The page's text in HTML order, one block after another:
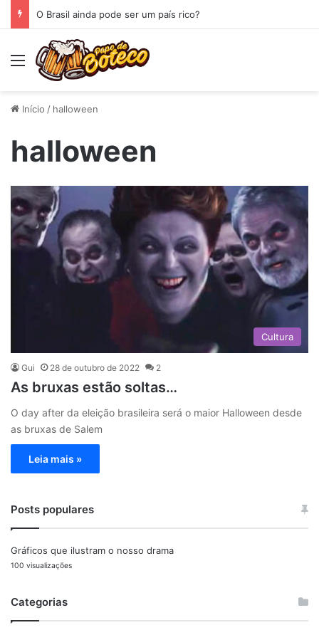
O Brasil ainda pode ser um país rico?
Menu
Início / halloween
halloween
Cultura
Gui 28 de outubro de 2022 2
As bruxas estão soltas…
O day after da eleição brasileira será o maior Halloween desde
as bruxas de Salem
Leia mais »
Posts populares
Gráficos que ilustram o nosso drama
100 visualizações
Categorias